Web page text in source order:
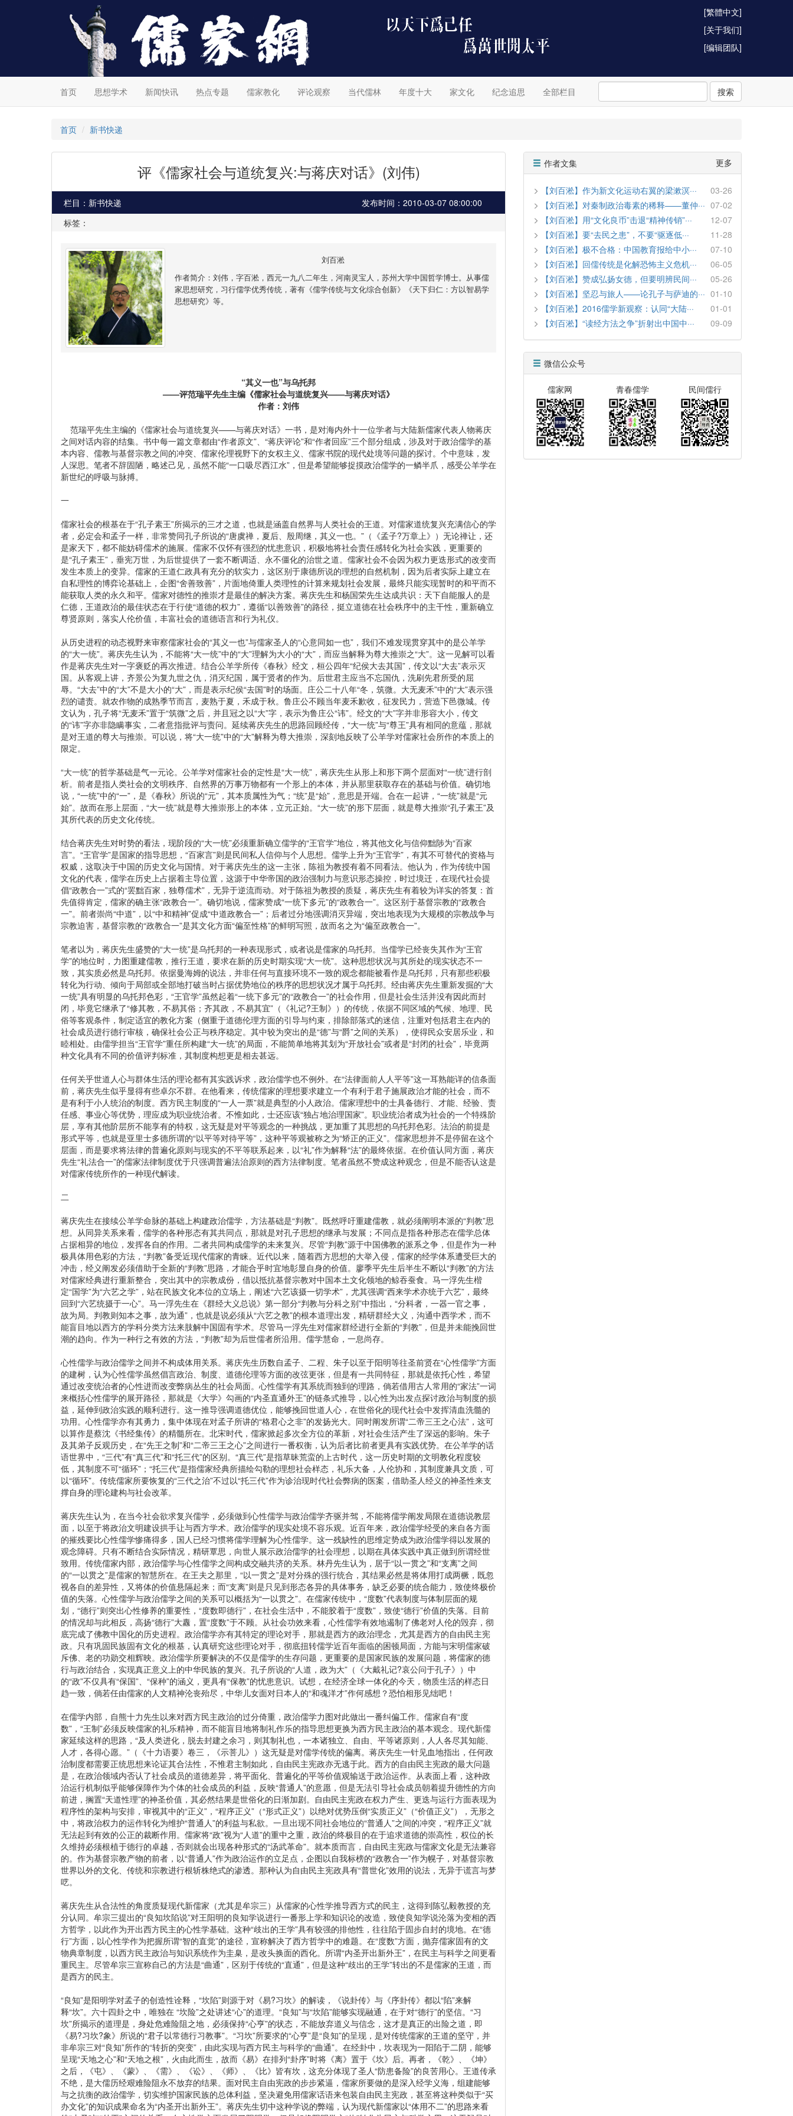
[繁體中文]
[关于我们]
[编辑团队]
首页 思想学术 新闻快讯 热点专题 儒家教化 评论观察 当代儒林 年度十大 家文化 纪念追思 全部栏目 搜索
首页 新书快递
评《儒家社会与道统复兴:与蒋庆对话》(刘伟)
栏目：新书快递
发布时间：2010-03-07 08:00:00
标签：
刘百淞
作者简介：刘伟，字百淞，西元一九八二年生，河南灵宝人，苏州大学中国哲学博士。从事儒
家思想研究，习行儒学优秀传统，著有《儒学传统与文化综合创新》《天下归仁：方以智易学
思想研究》等。
“其义一也”与乌托邦
——评范瑞平先生主编《儒家社会与道统复兴——与蒋庆对话》
作者：刘伟
范瑞平先生主编的《儒家社会与道统复兴——与蒋庆对话》一书，是对海内外十一位学者与大陆新儒家代表人物蒋庆
之间对话内容的结集。书中每一篇文章都由“作者原文”、“蒋庆评论”和“作者回应”三个部分组成，涉及对于政治儒学的基
本内容、儒教与基督宗教之间的冲突、儒家伦理视野下的女权主义、儒家书院的现代处境等问题的探讨。个中意味，发
人深思。笔者不辞固陋，略述己见，虽然不能“一口吸尽西江水”，但是希望能够捉摸政治儒学的一鳞半爪，感受公羊学在
新世纪的呼吸与脉搏。
一
儒家社会的根基在于“孔子素王”所揭示的三才之道，也就是涵盖自然界与人类社会的王道。对儒家道统复兴充满信心的学
者，必定会和孟子一样，非常赞同孔子所说的“唐虞禅，夏后、殷周继，其义一也。”（《孟子?万章上》）无论禅让，还
是家天下，都不能妨碍儒术的施展。儒家不仅怀有强烈的忧患意识，积极地将社会责任感转化为社会实践，更重要的
是“孔子素王”，垂宪万世，为后世提供了一套不断调适、永不僵化的治世之道。儒家社会不会因为权力更迭形式的改变而
发生本质上的变异。儒家的王道仁政具有充分的软实力，这区别于康德所说的理想的自然机制，因为后者实际上建立在
自私理性的博弈论基础上，企图“舍善致善”，片面地倚重人类理性的计算来规划社会发展，最终只能实现暂时的和平而不
能获取人类的永久和平。儒家对德性的推崇才是最佳的解决方案。蒋庆先生和杨国荣先生达成共识：天下自能服人的是
仁德，王道政治的最佳状态在于行使“道德的权力”，遵循“以善致善”的路径，挺立道德在社会秩序中的主干性，重新确立
尊贤原则，落实人伦价值，丰富社会的道德语言和行为礼仪。
从历史进程的动态视野来审察儒家社会的“其义一也”与儒家圣人的“心意同如一也”，我们不难发现贯穿其中的是公羊学
的“大一统”。蒋庆先生认为，不能将“大一统”中的“大”理解为大小的“大”，而应当解释为尊大推崇之“大”。这一见解可以看
作是蒋庆先生对一字褒贬的再次推进。结合公羊学所传《春秋》经文，桓公四年“纪侯大去其国”，传文以“大去”表示灭
国。从客观上讲，齐景公为复九世之仇，消灭纪国，属于贤者的作为。后世君主应当不忘国仇，洗刷先君所受的屈
辱。“大去”中的“大”不是大小的“大”，而是表示纪侯“去国”时的场面。庄公二十八年“冬，筑微。大无麦禾”中的“大”表示强
烈的谴责。就农作物的成熟季节而言，麦熟于夏，禾成于秋。鲁庄公不顾当年麦禾歉收，征发民力，营造下邑微城。传
文认为，孔子将“无麦禾”置于“筑微”之后，并且冠之以“大”字，表示为鲁庄公“讳”。经文的“大”字并非形容大小，传文
的“讳”字亦非隐瞒事实，二者意指批评与责问。延续蒋庆先生的思路回顾经传，“大一统”与“尊王”具有相同的意蕴，那就
是对王道的尊大与推崇。可以说，将“大一统”中的“大”解释为尊大推崇，深刻地反映了公羊学对儒家社会所作的本质上的
限定。
“大一统”的哲学基础是气一元论。公羊学对儒家社会的定性是“大一统”，蒋庆先生从形上和形下两个层面对“一统”进行剖
析。前者是指人类社会的文明秩序、自然界的万事万物都有一个形上的本体，并从那里获取存在的基础与价值。确切地
说，“一统”中的“一”，是《春秋》所说的“元”，其本质属性为气；“统”是“始”，意思是开端。合在一起讲，“一统”就是“元
始”。故而在形上层面，“大一统”就是尊大推崇形上的本体，立元正始。“大一统”的形下层面，就是尊大推崇“孔子素王”及
其所代表的历史文化传统。
结合蒋庆先生对时势的看法，现阶段的“大一统”必须重新确立儒学的“王官学”地位，将其他文化与信仰黜陟为“百家
言”。“王官学”是国家的指导思想，“百家言”则是民间私人信仰与个人思想。儒学上升为“王官学”，有其不可替代的资格与
权威，这取决于中国的历史文化与国情。对于蒋庆先生的这一主张，陈祖为教授有着不同看法。他认为，作为传统中国
文化的代表，儒学在历史上占据着主导位置，这源于中华帝国的政治强制力与意识形态操控，时过境迁，在现代社会提
倡“政教合一”式的“罢黜百家，独尊儒术”，无异于逆流而动。对于陈祖为教授的质疑，蒋庆先生有着较为详实的答复：首
先值得肯定，儒家的确主张“政教合一”。确切地说，儒家赞成“一统下多元”的“政教合一”。这区别于基督宗教的“政教合
一”。前者崇尚“中道”，以“中和精神”促成“中道政教合一”；后者过分地强调消灭异端，突出地表现为大规模的宗教战争与
宗教迫害，基督宗教的“政教合一”是其文化方面“偏至性格”的鲜明写照，故而名之为“偏至政教合一”。
笔者以为，蒋庆先生盛赞的“大一统”是乌托邦的一种表现形式，或者说是儒家的乌托邦。当儒学已经丧失其作为“王官
学”的地位时，力图重建儒教，推行王道，要求在新的历史时期实现“大一统”。这种思想状况与其所处的现实状态不一
致，其实质必然是乌托邦。依据曼海姆的说法，并非任何与直接环境不一致的观念都能被看作是乌托邦，只有那些积极
转化为行动、倾向于局部或全部地打破当时占据优势地位的秩序的思想状况才属于乌托邦。经由蒋庆先生重新发掘的“大
一统”具有明显的乌托邦色彩，“王官学”虽然起着“一统下多元”的“政教合一”的社会作用，但是社会生活并没有因此而封
闭，毕竟它继承了“修其教，不易其俗；齐其政，不易其宜”（《礼记?王制》）的传统，依据不同区域的气候、地理、民
俗等客观条件，制定适宜的教化方案（侧重于道德伦理方面的引导与约束，排除部落式的迷信，注重对包括君主在内的
社会成员进行德行审核，确保社会公正与秩序稳定。其中较为突出的是“德”与“爵”之间的关系），使得民众安居乐业，和
睦相处。由儒学担当“王官学”重任所构建“大一统”的局面，不能简单地将其划为“开放社会”或者是“封闭的社会”，毕竟两
种文化具有不同的价值评判标准，其制度构想更是相去甚远。
任何关乎世道人心与群体生活的理论都有其实践诉求，政治儒学也不例外。在“法律面前人人平等”这一耳熟能详的信条面
前，蒋庆先生似乎显得有些卓尔不群。在他看来，传统儒家的理想要求建立一个有利于君子施展政治才能的社会，而不
是有利于小人统治的制度。西方民主制度的“一人一票”就是典型的小人政治。儒家理想中的士具备德行、才能、经验、责
任感、事业心等优势，理应成为职业统治者。不惟如此，士还应该“独占地治理国家”。职业统治者成为社会的一个特殊阶
层，享有其他阶层所不能享有的特权，这无疑是对平等观念的一种挑战，更加重了其思想的乌托邦色彩。法治的前提是
形式平等，也就是亚里士多德所谓的“以平等对待平等”，这种平等观被称之为“矫正的正义”。儒家思想并不是停留在这个
层面，而是要求将法律的普遍化原则与现实的不平等联系起来，以“礼”作为解释“法”的最终依据。在价值认同方面，蒋庆
先生“礼法合一”的儒家法律制度优于只强调普遍法治原则的西方法律制度。笔者虽然不赞成这种观念，但是不能否认这是
对儒家传统所作的一种现代解读。
二
蒋庆先生在接续公羊学命脉的基础上构建政治儒学，方法基础是“判教”。既然呼吁重建儒教，就必须阐明本派的“判教”思
想。从同异关系来看，儒学的各种形态有其共同点，那就是对孔子思想的继承与发展；不同点是指各种形态在儒学总体
占据相异的地位，发挥各自的作用。二者共同构成儒学的未来复兴。尽管“判教”源于中国佛教的派系之争，但是作为一种
极具体用色彩的方法，“判教”备受近现代儒家的青睐。近代以来，随着西方思想的大举入侵，儒家的经学体系遭受巨大的
冲击，经义阐发必须借助于全新的“判教”思路，才能合乎时宜地彰显自身的价值。廖季平先生后半生不断以“判教”的方法
对儒家经典进行重新整合，突出其中的宗教成份，借以抵抗基督宗教对中国本土文化领地的鲸吞蚕食。马一浮先生楷
定“国学”为“六艺之学”，站在民族文化本位的立场上，阐述“六艺该摄一切学术”，尤其强调“西来学术亦统于六艺”，最终
回到“六艺统摄于一心”。马一浮先生在《群经大义总说》第一部分“判教与分科之别”中指出，“分科者，一器一官之事，
故为局。判教则知本之事，故为通”，也就是说必须从“六艺之教”的根本道理出发，精研群经大义，沟通中西学术，而不
能盲目地以西方的学科分类方法来肢解中国固有学术。尽管马一浮先生对儒家群经进行全新的“判教”，但是并未能挽回世
潮的趋向。作为一种行之有效的方法，“判教”却为后世儒者所沿用。儒学慧命，一息尚存。
心性儒学与政治儒学之间并不构成体用关系。蒋庆先生历数自孟子、二程、朱子以至于阳明等往圣前贤在“心性儒学”方面
的建树，认为心性儒学虽然倡言政治、制度、道德伦理等方面的改弦更张，但是有一共同特征，那就是依托心性，希望
通过改变统治者的心性进而改变弊病丛生的社会局面。心性儒学有其系统而独到的理路，倘若借用古人常用的“家法”一词
来概括心性儒学的展开路径，那就是《大学》勾画的“内圣直通外王”的链条式推导，以心性为出发点探讨政治与制度的损
益，延伸到政治实践的顺利进行。这一推导强调道德优位，能够挽回世道人心，在世俗化的现代社会中发挥清血洗髓的
功用。心性儒学亦有其勇力，集中体现在对孟子所讲的“格君心之非”的发扬光大。同时阐发所谓“二帝三王之心法”，这可
以算作是蔡沈《书经集传》的精髓所在。北宋时代，儒家掀起多次全方位的革新，对社会生活产生了深远的影响。朱子
及其弟子反观历史，在“先王之制”和“二帝三王之心”之间进行一番权衡，认为后者比前者更具有实践优势。在公羊学的话
语世界中，“三代”有“真三代”和“托三代”的区别。“真三代”是指草昧荒蛮的上古时代，这一历史时期的文明教化程度较
低，其制度不可“循环”；“托三代”是指儒家经典所描绘勾勒的理想社会样态，礼乐大备，人伦协和，其制度兼具文质，可
以“循环”。传统儒家所要恢复的“三代之治”不过以“托三代”作为诊治现时代社会弊病的医案，借助圣人经义的神圣性来支
撑自身的理论建构与社会改革。
蒋庆先生认为，在当今社会欲求复兴儒学，必须做到心性儒学与政治儒学齐驱并驾，不能将儒学阐发局限在道德说教层
面，以至于将政治文明建设拱手让与西方学术。政治儒学的现实处境不容乐观。近百年来，政治儒学经受的来自各方面
的摧残要比心性儒学惨痛得多，国人已经习惯将儒学理解为心性儒学。这一残缺性的思维定势成为政治儒学得以发展的
观念障碍。只有不断结合实际情况，精研覃思，向世人展示政治儒学的社会理想，以期在具体实践中真正做到所谓经世
致用。传统儒家内部，政治儒学与心性儒学之间构成交融共济的关系。林丹先生认为，居于“以一贯之”和“支离”之间
的“一以贯之”是儒家的智慧所在。在王夫之那里，“以一贯之”是对分殊的强行统合，其结果必然是将体用打成两橛，既忽
视各自的差异性，又将体的价值悬隔起来；而“支离”则是只见到形态各异的具体事务，缺乏必要的统合能力，致使终极价
值的失落。心性儒学与政治儒学之间的关系可以概括为“一以贯之”。在儒家传统中，“度数”代表制度与体制层面的规
划，“德行”则突出心性修养的重要性，“度数即德行”，在社会生活中，不能胶着于“度数”，致使“德行”价值的失落。目前
的情况却与此相反，高扬“德行”大纛，置“度数”于不顾。从社会功效来看，心性儒学有效地遏制了佛老对人伦的毁弃，彻
底完成了佛教中国化的历史进程。政治儒学亦有其特定的理论对手，那就是西方的政治理念，尤其是西方的自由民主宪
政。只有巩固民族固有文化的根基，认真研究这些理论对手，彻底扭转儒学近百年面临的困顿局面，方能与宋明儒家破
斥佛、老的功勋交相辉映。政治儒学所要解决的不仅是儒学的生存问题，更重要的是国家民族的发展问题，将儒家的德
行与政治结合，实现真正意义上的中华民族的复兴。孔子所说的“人道，政为大”（《大戴礼记?哀公问于孔子》）中
的“政”不仅具有“保国”、“保种”的涵义，更具有“保教”的忧患意识。试想，在经济全球一体化的今天，物质生活的样态日
趋一致，倘若任由儒家的人文精神沦丧殆尽，中华儿女面对日本人的“和魂洋才”作何感想？恐怕相形见绌吧！
在儒学内部，自熊十力先生以来对西方民主政治的过分倚重，政治儒学力图对此做出一番纠偏工作。儒家自有“度
数”，“王制”必须反映儒家的礼乐精神，而不能盲目地将制礼作乐的指导思想更换为西方民主政治的基本观念。现代新儒
家延续这样的思路，“及人类进化，脱去封建之余习，则其制礼也，一本诸独立、自由、平等诸原则，人人各尽其知能、
人才，各得心愿。”（《十力语要》卷三，《示菩儿》）这无疑是对儒学传统的偏离。蒋庆先生一针见血地指出，任何政
治制度都需要正统思想来论证其合法性，不惟君主制如此，自由民主宪政亦无逃于此。西方的自由民主宪政的最大问题
是，在政治领域内否认了社会成员的道德差异，将平面化、普遍化的平等价值观输送于政治运作。从表面上看，这种政
治运行机制似乎能够保障作为个体的社会成员的利益，反映“普通人”的意愿，但是无法引导社会成员朝着提升德性的方向
前进，搁置“天道性理”的神圣价值，其必然结果是世俗化的日渐加剧。自由民主宪政在权力产生、更迭与运行方面表现为
程序性的架构与安排，审视其中的“正义”，“程序正义”（“形式正义”）以绝对优势压倒“实质正义”（“价值正义”），无形之
中，将政治权力的运作转化为维护“普通人”的利益与私欲。一旦出现不同社会地位的“普通人”之间的冲突，“程序正义”就
无法起到有效的公正的裁断作用。儒家将“政”视为“人道”的重中之重，政治的终极目的在于追求道德的崇高性，权位的长
久维持必须根植于德行的卓越，否则就会出现各种形式的“汤武革命”。就本质而言，自由民主宪政与儒家文化是无法兼容
的。作为基督宗教产物的前者，以“普通人”作为政治运作的立足点，企图以自我标榜的“政教合一”作为幌子，对基督宗教
世界以外的文化、传统和宗教进行根斩株绝式的渗透。那种认为自由民主宪政具有“普世化”效用的说法，无异于谎言与梦
呓。
蒋庆先生从合法性的角度质疑现代新儒家（尤其是牟宗三）从儒家的心性学推导西方式的民主，这得到陈弘毅教授的充
分认同。牟宗三提出的“良知坎陷说”对王阳明的良知学说进行一番形上学和知识论的改造，致使良知学说沦落为变相的西
方哲学，以此作为开出西方民主的心性学基础。这种“歧出的王学”具有较强的排他性，往往陷于固步自封的境地。在“德
行”方面，以心性学作为把握所谓“智的直觉”的途径，宣称解决了西方哲学中的难题。在“度数”方面，抛弃儒家固有的文
物典章制度，以西方民主政治与知识系统作为圭臬，是改头换面的西化。所谓“内圣开出新外王”，在民主与科学之间更看
重民主。尽管牟宗三宣称自己的方法是“曲通”，区别于传统的“直通”，但是这种“歧出的王学”转出的不是儒家的王道，而
是西方的民主。
“良知”是阳明学对孟子的创造性诠释，“坎陷”则源于对《易?习坎》的解读，《说卦传》与《序卦传》都以“陷”来解
释“坎”。六十四卦之中，唯独在 “坎险”之处讲述“心”的道理。“良知”与“坎陷”能够实现融通，在于对“德行”的坚信。“习
坎”所揭示的道理是，身处危难险阻之地，必须保持“心亨”的状态，不能放弃道义与信念，这才是真正的出险之道，即
《易?习坎?象》所说的“君子以常德行习教事”。“习坎”所要求的“心亨”是“良知”的呈现，是对传统儒家的王道的坚守，并
非牟宗三对“良知”所作的“转折的突变”，由此实现与西方民主与科学的“曲通”。在经卦中，坎表现为一阳陷于二阴，能够
呈现“天地之心”和“天地之根”，火由此而生，故而《易》在排列“卦序”时将《离》置于《坎》后。再者，《乾》、《坤》
之后，《屯》、《蒙》、《需》、《讼》、《师》、《比》皆有坎，这充分体现了圣人“防患备险”的良苦用心。王道传承
不绝，是大儒历经艰难险阻永不放弃的结果。面对民主自由宪政的步步紧逼，儒家所要做的是深入经学义海，组建能够
与之抗衡的政治儒学，切实维护国家民族的总体利益，坚决避免用儒家话语来包装自由民主宪政，甚至将这种类似于“买
办文化”的知识成果命名为“内圣开出新外王”。蒋庆先生切中这种学说的弊端，认为现代新儒家以“体用不二”的思路来看
作者文集 更多
【刘百淞】作为新文化运动右翼的梁漱溟···
03-26
【刘百淞】对秦制政治毒素的稀释——董仲··· 07-02
【刘百淞】用“文化良币”击退“精神传销”···
12-07
【刘百淞】要“去民之患”，不要“驱逐低···
11-28
【刘百淞】极不合格：中国教育报给中小···
07-10
【刘百淞】回儒传统是化解恐怖主义危机···
06-05
【刘百淞】赞成弘扬女德，但要明辨民间···
05-26
【刘百淞】坚忍与旅人——论孔子与萨迪的··· 01-10
【刘百淞】2016儒学新观察：认同“大陆···
01-01
【刘百淞】“读经方法之争”折射出中国中···
09-09
微信公众号
儒家网 青春儒学 民间儒行